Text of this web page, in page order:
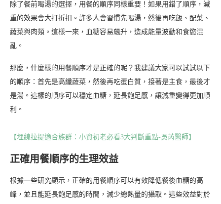
除了餐前喝湯的選擇，用餐的順序同樣重要！如果用錯了順序，減
重的效果會大打折扣。許多人會習慣先喝湯，然後再吃飯、配菜、
蔬菜與肉類。這樣一來，血糖容易飆升，造成能量波動和食慾混
亂。
那麼，什麼樣的用餐順序才是正確的呢？我建議大家可以試試以下
的順序：首先是高纖蔬菜，然後再吃蛋白質，接著是主食，最後才
是湯。這樣的順序可以穩定血糖，延長飽足感，讓減重變得更加順
利。
【埋線拉提適合族群：小資初老必看3大判斷重點-吳芮醫師】
正確用餐順序的生理效益
根據一些研究顯示，正確的用餐順序可以有效降低餐後血糖的高
峰，並且能延長飽足感的時間，減少總熱量的攝取。這些效益對於